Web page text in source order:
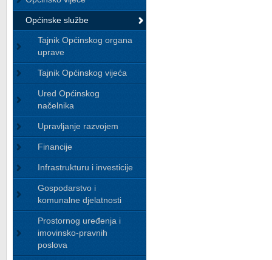
Općinske službe
Tajnik Općinskog organa
uprave
Tajnik Općinskog vijeća
Ured Općinskog
načelnika
Upravljanje razvojem
Financije
Infrastrukturu i investicije
Gospodarstvo i
komunalne djelatnosti
Prostornog uređenja i
imovinsko-pravnih
poslova